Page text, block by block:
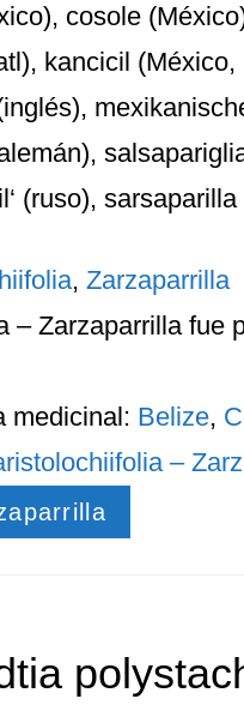
cosole
kancicil
(ruso),
, Zarzaparrilla
– Zarzaparrillafue
medicinal: Belize,
–